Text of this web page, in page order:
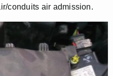
conduits air admission.